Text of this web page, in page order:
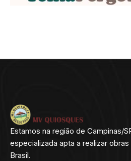
Estamos na região de Campinas/
especializada apta a realizar
Brasil.